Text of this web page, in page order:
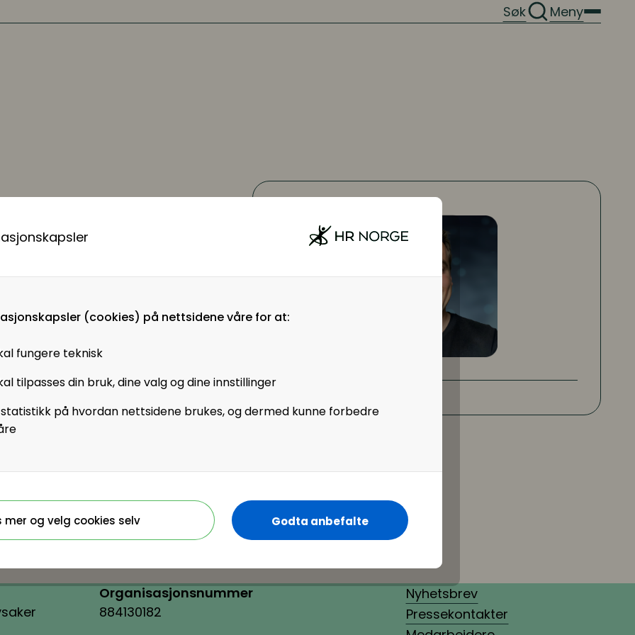
(cookies) på nettsidene våre for at:
fungere teknisk
tilpasses din bruk, dine valg og dine innstillinger
på hvordan nettsidene brukes, og dermed kunne forbedre
mer og velg cookies selv Godta anbefalte
Søk Meny
Tyskland og flyttet
Han har studert
begynte han å jobbe
av 2020. Siden
i HR
beslutninger, også i
til åpent
deg på her
Organisasjonsnummer
884130182
Nyhetsbrev
Pressekontakter